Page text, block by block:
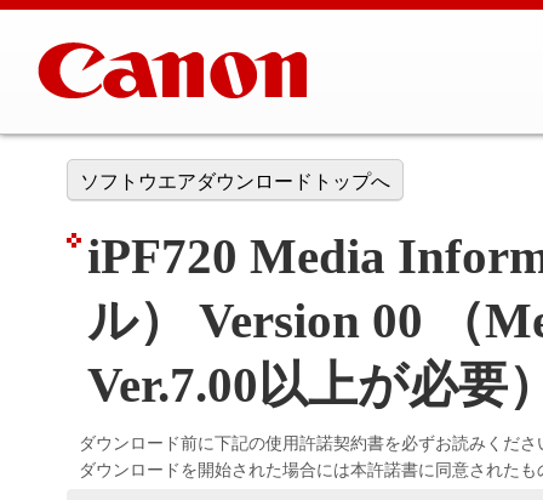
ソフトウエアダウンロードトップへ
iPF720 Media
ル） Version 00 （
Ver.7.00以上が必要
ダウンロード前に下記の使用許諾契約書を必ずお読みくださ
ダウンロードを開始された場合には本許諾書に同意された